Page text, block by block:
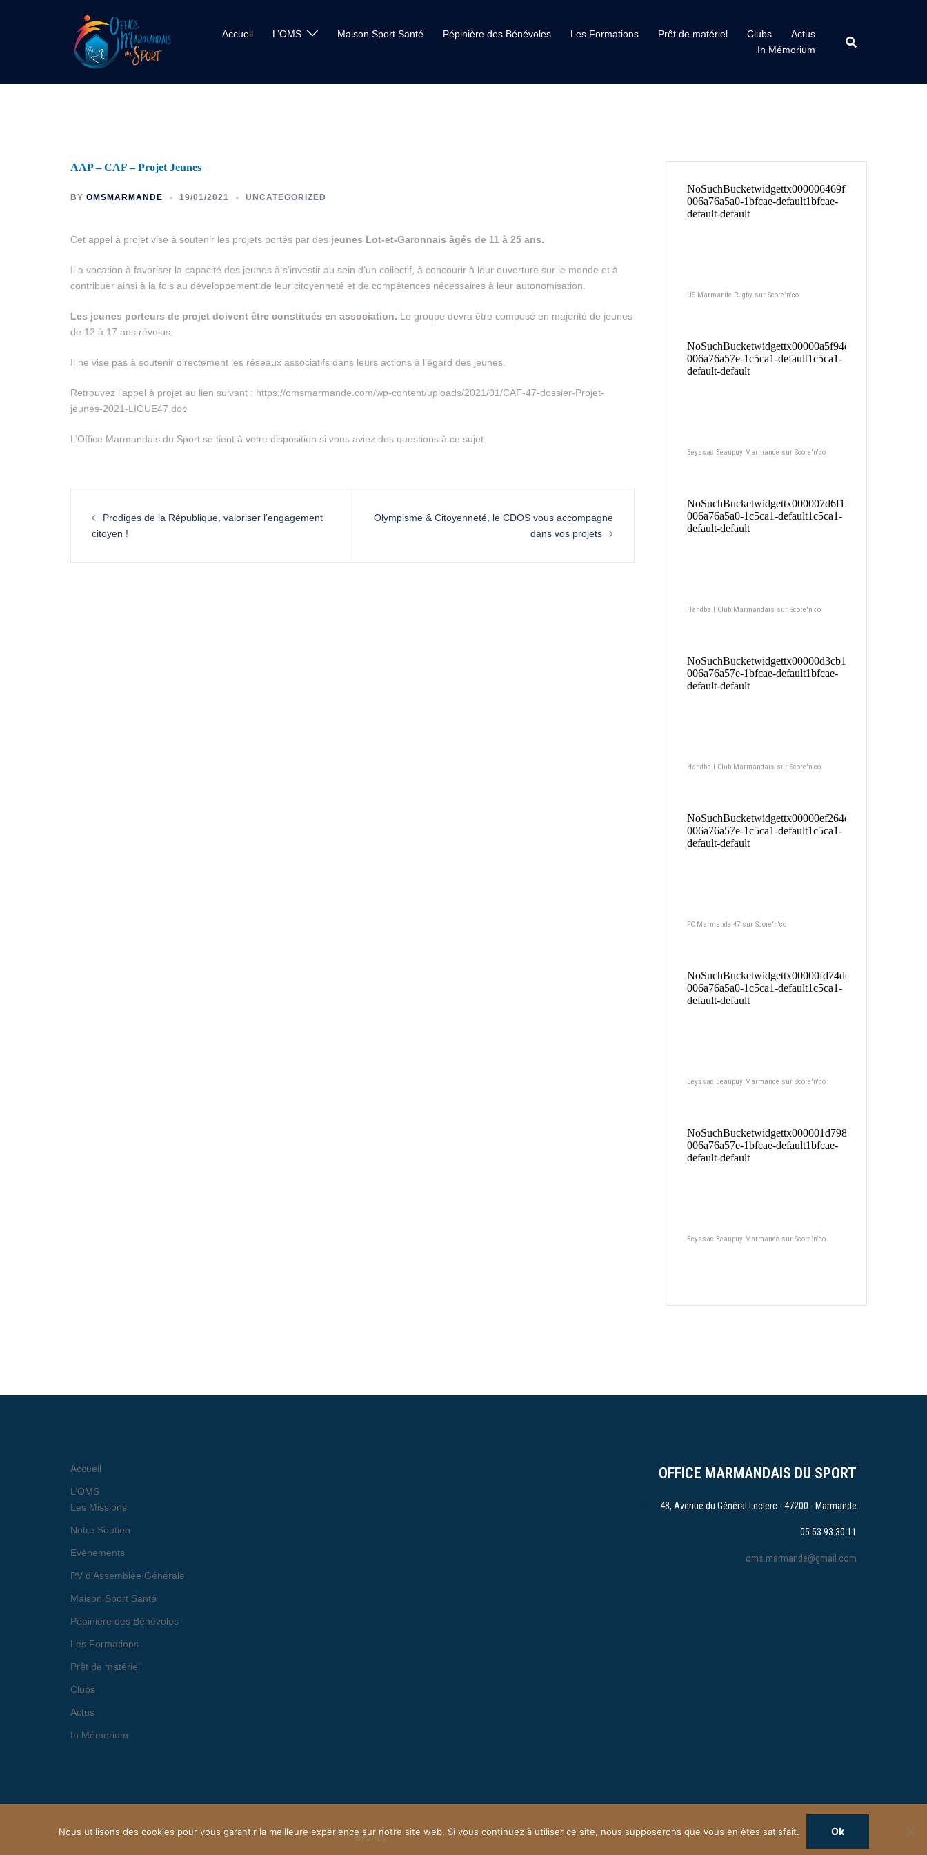
Accueil L’OMS Maison Sport Santé Pépinière des Bénévoles Les Formations Prêt de matériel Clubs
Actus
In Mémorium
AAP – CAF – Projet Jeunes
BY OMSMARMANDE 19/01/2021 UNCATEGORIZED
Cet appel à projet vise à soutenir les projets portés par des jeunes Lot-et-Garonnais âgés de 11 à 25 ans.
Il a vocation à favoriser la capacité des jeunes à s’investir au sein d’un collectif, à concourir à leur ouverture sur le monde et à
contribuer ainsi à la fois au développement de leur citoyenneté et de compétences nécessaires à leur autonomisation.
Les jeunes porteurs de projet doivent être constitués en association. Le groupe devra être composé en majorité de jeunes
de 12 à 17 ans révolus.
Il ne vise pas à soutenir directement les réseaux associatifs dans leurs actions à l’égard des jeunes.
Retrouvez l’appel à projet au lien suivant : https://omsmarmande.com/wp-content/uploads/2021/01/CAF-47-dossier-Projet-
jeunes-2021-LIGUE47.doc
L’Office Marmandais du Sport se tient à votre disposition si vous aviez des questions à ce sujet.
Prodiges de la République, valoriser l’engagement
citoyen !
Olympisme & Citoyenneté, le CDOS vous accompagne
dans vos projets
US Marmande Rugby sur Score'n'co
Beyssac Beaupuy Marmande sur Score'n'co
Handball Club Marmandais sur Score'n'co
Handball Club Marmandais sur Score'n'co
FC Marmande 47 sur Score'n'co
Beyssac Beaupuy Marmande sur Score'n'co
Beyssac Beaupuy Marmande sur Score'n'co
OFFICE MARMANDAIS DU SPORT
48, Avenue du Général Leclerc - 47200 - Marmande
05.53.93.30.11
oms.marmande@gmail.com
Accueil
L’OMS
Les Missions
Notre Soutien
Evènements
PV d’Assemblée Générale
Maison Sport Santé
Pépinière des Bénévoles
Les Formations
Prêt de matériel
Clubs
Actus
In Mémorium
© 2026 OFFICE MARMANDAIS DU SPORT. Proudly powered bySydney
Nous utilisons des cookies pour vous garantir la meilleure expérience sur notre site web. Si vous continuez à utiliser ce site, nous supposerons que vous en êtes satisfait. Ok